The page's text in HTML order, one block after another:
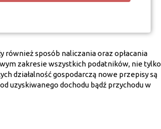
również sposób naliczania oraz opłacania
zakresie wszystkich podatników, nie tylko
działalność gospodarczą nowe przepisy są
uzyskiwanego dochodu bądź przychodu w